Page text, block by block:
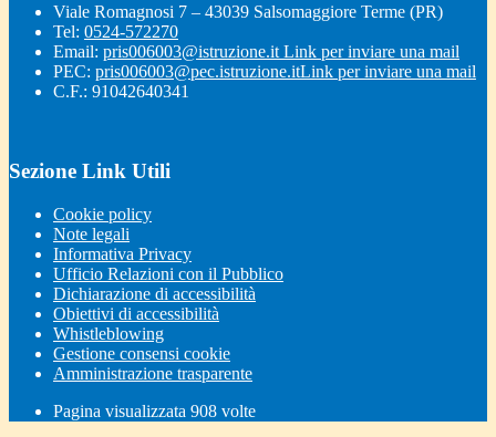
Viale Romagnosi 7 – 43039 Salsomaggiore Terme (PR)
Tel: 0524-572270
Email: pris006003@istruzione.it Link per inviare una mail
PEC: pris006003@pec.istruzione.itLink per inviare una mail
C.F.: 91042640341
Sezione Link Utili
Cookie policy
Note legali
Informativa Privacy
Ufficio Relazioni con il Pubblico
Dichiarazione di accessibilità
Obiettivi di accessibilità
Whistleblowing
Gestione consensi cookie
Amministrazione trasparente
Pagina visualizzata 908 volte